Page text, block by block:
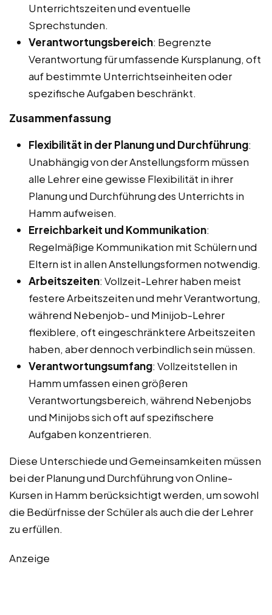
Unterrichtszeiten und eventuelle
Sprechstunden.
Verantwortungsbereich: Begrenzte
Verantwortung für umfassende Kursplanung, oft
auf bestimmte Unterrichtseinheiten oder
spezifische Aufgaben beschränkt.
Zusammenfassung
Flexibilität in der Planung und Durchführung:
Unabhängig von der Anstellungsform müssen
alle Lehrer eine gewisse Flexibilität in ihrer
Planung und Durchführung des Unterrichts in
Hamm aufweisen.
Erreichbarkeit und Kommunikation:
Regelmäßige Kommunikation mit Schülern und
Eltern ist in allen Anstellungsformen notwendig.
Arbeitszeiten: Vollzeit-Lehrer haben meist
festere Arbeitszeiten und mehr Verantwortung,
während Nebenjob- und Minijob-Lehrer
flexiblere, oft eingeschränktere Arbeitszeiten
haben, aber dennoch verbindlich sein müssen.
Verantwortungsumfang: Vollzeitstellen in
Hamm umfassen einen größeren
Verantwortungsbereich, während Nebenjobs
und Minijobs sich oft auf spezifischere
Aufgaben konzentrieren.
Diese Unterschiede und Gemeinsamkeiten müssen
bei der Planung und Durchführung von Online-
Kursen in Hamm berücksichtigt werden, um sowohl
die Bedürfnisse der Schüler als auch die der Lehrer
zu erfüllen.
Anzeige